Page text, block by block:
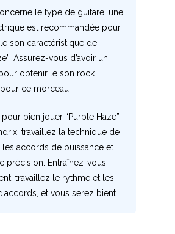
le type de guitare, une
est recommandée pour
son caractéristique de
Assurez-vous d’avoir un
obtenir le son rock
ce morceau.
pour bien jouer “Purple Haze”
travaillez la technique de
accords de puissance et
précision. Entraînez-vous
travaillez le rythme et les
et vous serez bient
Y
Z
Nouvelles tabs
Top 100
Accords de guitare